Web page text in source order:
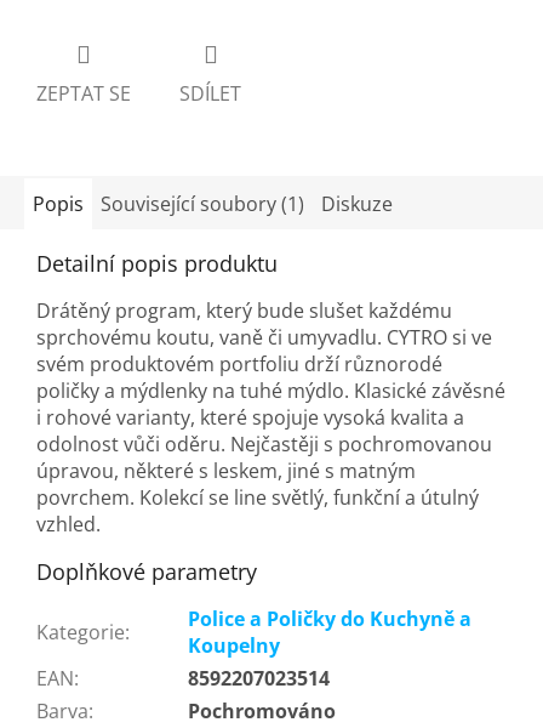
ZEPTAT SE SDÍLET
Popis Související soubory (1) Diskuze
Detailní popis produktu
Drátěný program, který bude slušet každému
sprchovému koutu, vaně či umyvadlu. CYTRO si ve
svém produktovém portfoliu drží různorodé
poličky a mýdlenky na tuhé mýdlo. Klasické závěsné
i rohové varianty, které spojuje vysoká kvalita a
odolnost vůči oděru. Nejčastěji s pochromovanou
úpravou, některé s leskem, jiné s matným
povrchem. Kolekcí se line světlý, funkční a útulný
vzhled.
Doplňkové parametry
Kategorie:
Police a Poličky do Kuchyně a
Koupelny
EAN:
8592207023514
Barva:
Pochromováno